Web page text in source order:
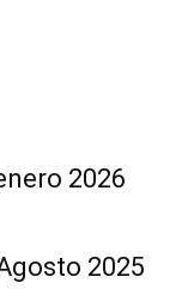
2026
2025